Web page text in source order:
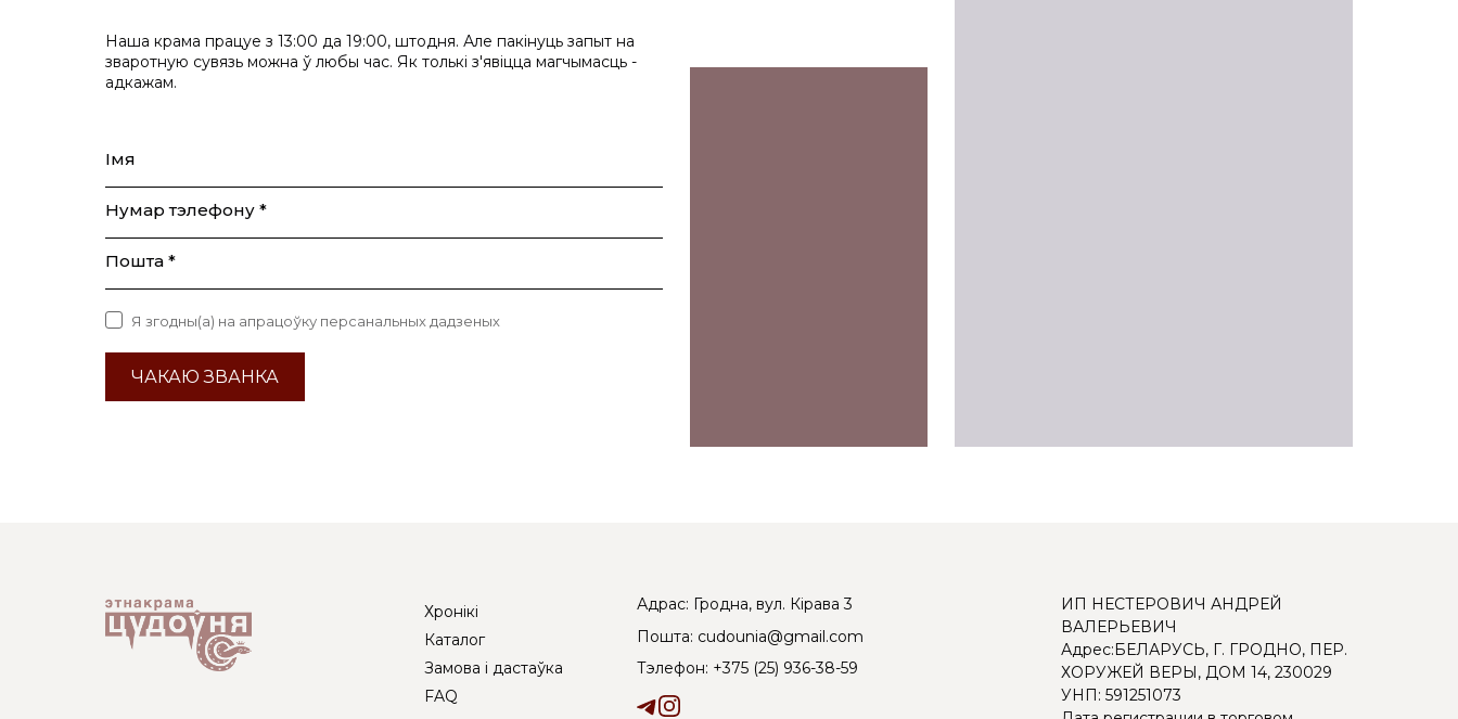
Наша крама працуе з 13:00 да 19:00, штодня. Але пакінуць запыт на
зваротную сувязь можна ў любы час. Як толькі з'явіцца магчымасць -
адкажам.
Імя
Нумар тэлефону *
Пошта *
ЧАКАЮ ЗВАНКА
Я згодны(а) на апрацоўку персанальных дадзеных
Хронікі
Каталог
Замова і дастаўка
FAQ
Адрас: Гродна, вул. Кірава 3
Пошта: cudounia@gmail.com
Тэлефон: +375 (25) 936-38-59
ИП НЕСТЕРОВИЧ АНДРЕЙ
ВАЛЕРЬЕВИЧ
Адрес:БЕЛАРУСЬ, Г. ГРОДНО, ПЕР.
ХОРУЖЕЙ ВЕРЫ, ДОМ 14, 230029
УНП: 591251073